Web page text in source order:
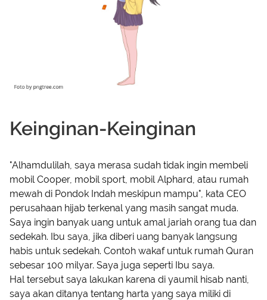
Keinginan-Keinginan
"Alhamdulilah, saya merasa sudah tidak ingin membeli
mobil Cooper, mobil sport, mobil Alphard, atau rumah
mewah di Pondok Indah meskipun mampu", kata CEO
perusahaan hijab terkenal yang masih sangat muda.
Saya ingin banyak uang untuk amal jariah orang tua dan
sedekah. Ibu saya, jika diberi uang banyak langsung
habis untuk sedekah. Contoh wakaf untuk rumah Quran
sebesar 100 milyar. Saya juga seperti Ibu saya.
Hal tersebut saya lakukan karena di yaumil hisab nanti,
saya akan ditanya tentang harta yang saya miliki di